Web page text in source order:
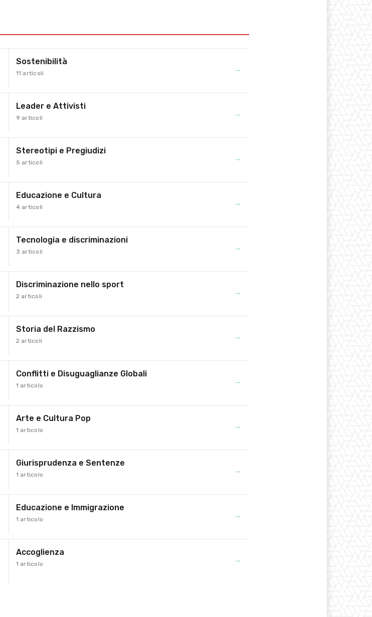
Sostenibilità
11 articoli →
Leader e Attivisti
9 articoli →
Stereotipi e Pregiudizi
5 articoli →
Educazione e Cultura
4 articoli →
Tecnologia e discriminazioni
3 articoli →
Discriminazione nello sport
2 articoli →
Storia del Razzismo
2 articoli →
Conflitti e Disuguaglianze Globali
1 articolo →
Arte e Cultura Pop
1 articolo →
Giurisprudenza e Sentenze
1 articolo →
Educazione e Immigrazione
1 articolo →
Accoglienza
1 articolo →